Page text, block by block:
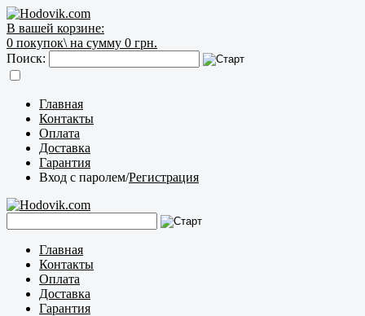
В вашей корзине:
0 покупок\ на сумму 0 грн.
Поиск:
Главная
Контакты
Оплата
Доставка
Гарантия
Вход с паролем/Регистрация
Главная
Контакты
Оплата
Доставка
Гарантия